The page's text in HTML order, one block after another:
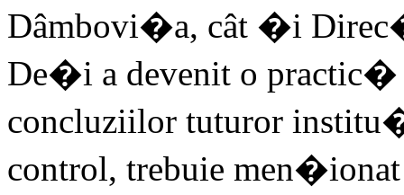
Dâmbovi�a, cât �i
De�i a devenit o practic�
concluziilor tuturor
control, trebuie